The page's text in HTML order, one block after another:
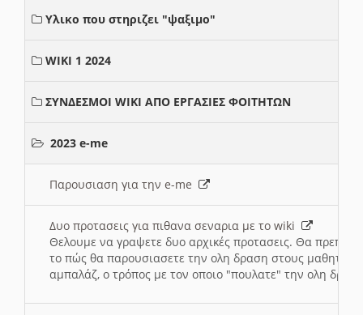
Υλικο που στηριζει "ψαξιμο"
WIKI 1 2024
ΣΥΝΔΕΣΜΟΙ WIKI ΑΠΟ ΕΡΓΑΣΙΕΣ ΦΟΙΤΗΤΩΝ
2023 e-me
Παρουσιαση για την e-me
Δυο προτασεις για πιθανα σεναρια με το wiki
Θελουμε να γραψετε δυο αρχικές προτασεις. Θα πρεπει
το πώς θα παρουσιασετε την ολη δραση στους μαθητες
αμπαλάζ, ο τρόπος με τον οποιο "πουλατε" την ολη